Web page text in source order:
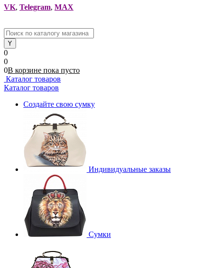
VK, Telegram, MAX
0
0
0В корзине пока пусто
Каталог товаров
Каталог товаров
Создайте свою сумку
Индивидуальные заказы
Сумки